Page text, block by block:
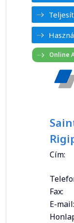
Cím:
Fax:
E-mail: